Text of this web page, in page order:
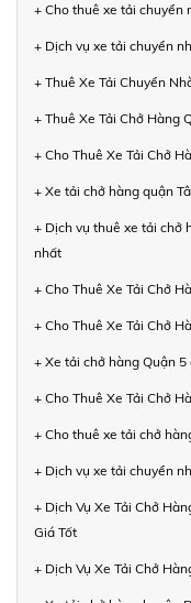
+ Cho thuê xe tải chuyển
+ Dịch vụ xe tải chuyển
+ Thuê Xe Tải Chuyển
+ Thuê Xe Tải Chở Hàng
+ Cho Thuê Xe Tải Chở
+ Xe tải chở hàng quận
+ Dịch vụ thuê xe tải chở
nhất
+ Cho Thuê Xe Tải Chở
+ Cho Thuê Xe Tải Chở
+ Xe tải chở hàng Quận
+ Cho Thuê Xe Tải Chở
+ Cho thuê xe tải chở
+ Dịch vụ xe tải chuyển
+ Dịch Vụ Xe Tải Chở
Giá Tốt
+ Dịch Vụ Xe Tải Chở